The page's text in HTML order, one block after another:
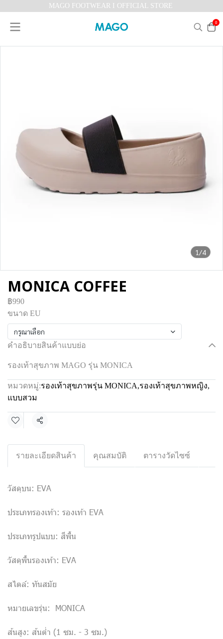
MAGO FOOTWEAR I OFFICIAL STORE
0
1/4
MONICA COFFEE
฿990
ขนาด EU
กรุณาเลือก
คำอธิบายสินค้าแบบย่อ
รองเท้าสุขภาพ MAGO รุ่น MONICA
หมวดหมู่:รองเท้าสุขภาพรุ่น MONICA,รองเท้าสุขภาพหญิง,
แบบสวม
แชร์
รายละเอียดสินค้า คุณสมบัติ ตารางวัดไซซ์
วัสดุบน: EVA
ประเภทรองเท้า: รองเท้า EVA
ประเภทรูปแบบ: สีพื้น
วัสดุพื้นรองเท้า: EVA
สไตล์: ทันสมัย
หมายเลขรุ่น: MONICA
ส้นสูง: ส้นต่ำ (1 ซม. - 3 ซม.)